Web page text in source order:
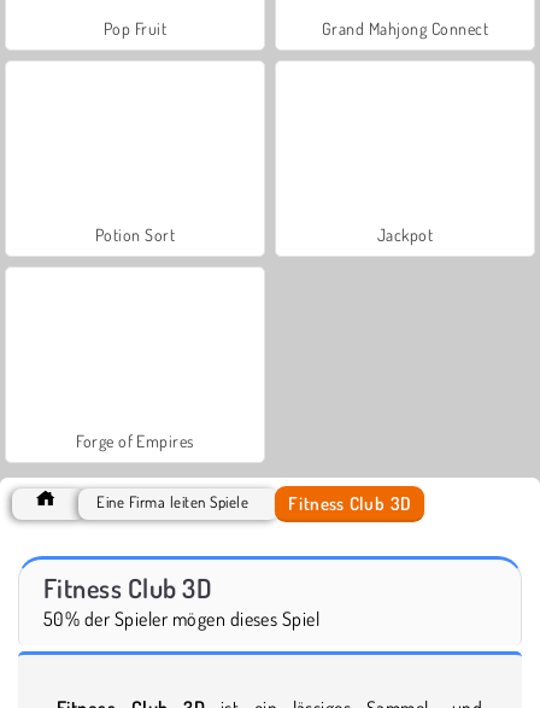
Pop Fruit Grand Mahjong Connect
Potion Sort Jackpot
Forge of Empires
Eine Firma leiten Spiele Fitness Club 3D
Fitness Club 3D
50% der Spieler mögen dieses Spiel